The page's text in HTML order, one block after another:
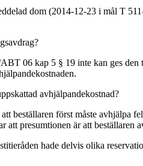
dom (2014-12-23 i mål T
06 kap 5 § 19 inte kan ges
avhjälpandekostnad?
beställaren först måste avhjälpa
att presumtionen är att
hade delvis olika